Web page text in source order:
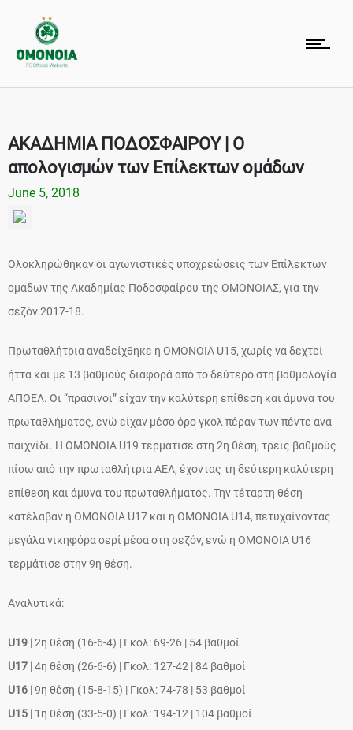
ΑΚΑΔΗΜΙΑ ΠΟΔΟΣΦΑΙΡΟΥ | Ο
απολογισμών των Επίλεκτων ομάδων
June 5, 2018
Ολοκληρώθηκαν οι αγωνιστικές υποχρεώσεις των Επίλεκτων
ομάδων της Ακαδημίας Ποδοσφαίρου της ΟΜΟΝΟΙΑΣ, για την
σεζόν 2017-18.
Πρωταθλήτρια αναδείχθηκε η ΟΜΟΝΟΙΑ U15, χωρίς να δεχτεί
ήττα και με 13 βαθμούς διαφορά από το δεύτερο στη βαθμολογία
ΑΠΟΕΛ. Οι “πράσινοι” είχαν την καλύτερη επίθεση και άμυνα του
πρωταθλήματος, ενώ είχαν μέσο όρο γκολ πέραν των πέντε ανά
παιχνίδι. Η OMONOIA U19 τερμάτισε στη 2η θέση, τρεις βαθμούς
πίσω από την πρωταθλήτρια ΑΕΛ, έχοντας τη δεύτερη καλύτερη
επίθεση και άμυνα του πρωταθλήματος. Την τέταρτη θέση
κατέλαβαν η ΟΜΟΝΟΙΑ U17 και η ΟΜΟΝΟΙΑ U14, πετυχαίνοντας
μεγάλα νικηφόρα σερί μέσα στη σεζόν, ενώ η ΟΜΟΝΟΙΑ U16
τερμάτισε στην 9η θέση.
Αναλυτικά:
U19 |2η θέση (16-6-4) | Γκολ: 69-26 | 54 βαθμοί
U17 |4η θέση (26-6-6) | Γκολ: 127-42 | 84 βαθμοί
U16 |9η θέση (15-8-15) | Γκολ: 74-78 | 53 βαθμοί
U15 | 1η θέση (33-5-0) | Γκολ: 194-12 | 104 βαθμοί